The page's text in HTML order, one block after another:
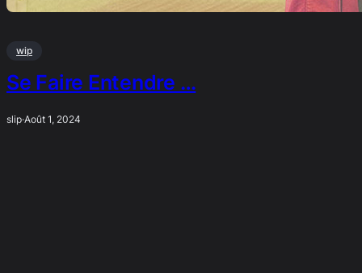
wip
Se Faire Entendre …
slip·Août 1, 2024